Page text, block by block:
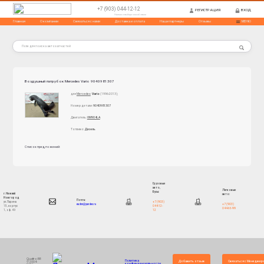
+7 (903) 044-12-12
Нажми и выбери способ связи
РЕГИСТРАЦИЯ ВХОД
Главная О компании Связаться с нами Доставка и оплата Наши партнеры Отзывы МЕНЮ
Воздушный патрубок Mercedes Vario 9040981307
дляMercedes:Vario(1996-2013);
Номер детали:9040981307
Двигатель:OM904LA
Топливо: Дизель
Список предложений:
г. Нижний
Новгород
ул. Ларина
15, корпус
1, оф. 49
Почта:
eadnn@yandex.ru
Грузовые
авто,
Бусы:
+7 (903)
044-12-
12
Легковые
авто:
+7 (903)
044-66-99
Quattro88
© 2004-
Политика
конфинденциальности
Добавить отзыв Связаться с